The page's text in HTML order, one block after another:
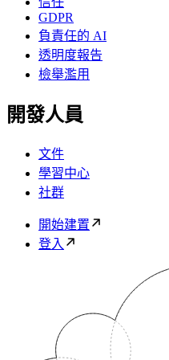
GDPR
負責任的 AI
透明度報告
檢舉濫用
開發人員
文件
學習中心
社群
開始建置
登入